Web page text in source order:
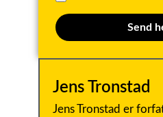
Send
Jens Tronstad
Jens Tronstad er